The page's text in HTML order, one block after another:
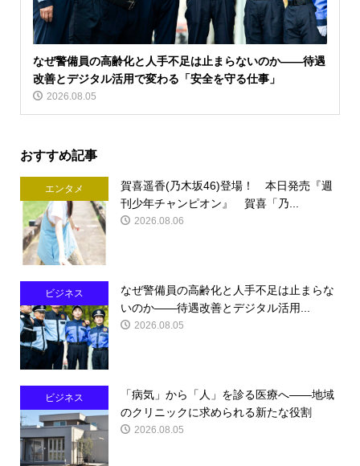
なぜ警備員の高齢化と人手不足は止まらないのか――待遇
改善とデジタル活用で変わる「安全を守る仕事」
2026.08.05
おすすめ記事
エンタメ
賀喜遥香(乃木坂46)登場！ 本日発売『週
刊少年チャンピオン』 賀喜「乃...
2026.08.06
ビジネス
なぜ警備員の高齢化と人手不足は止まらな
いのか――待遇改善とデジタル活用...
2026.08.05
ビジネス
「病気」から「人」を診る医療へ――地域
のクリニックに求められる新たな役割
2026.08.05